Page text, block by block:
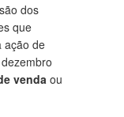
dos
que
ação de
venda ou